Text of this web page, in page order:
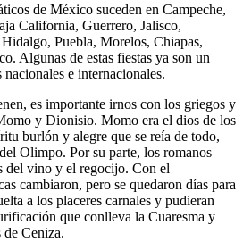
de México suceden en Campeche,
California, Guerrero, Jalisco,
Puebla, Morelos, Chiapas,
Algunas de estas fiestas ya son un
e internacionales.
es importante irnos con los griegos y
y Dionisio. Momo era el dios de los
burlón y alegre que se reía de todo,
Olimpo. Por su parte, los romanos
del vino y el regocijo. Con el
cambiaron, pero se quedaron días para
a los placeres carnales y pudieran
que conlleva la Cuaresma y
Ceniza.